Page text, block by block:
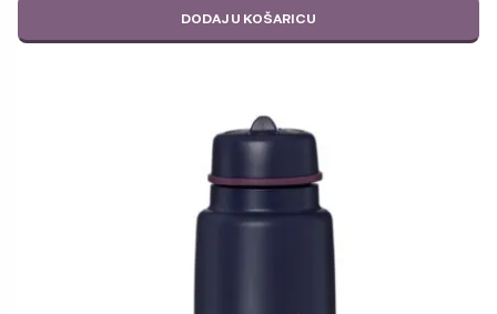
DODAJ U KOŠARICU